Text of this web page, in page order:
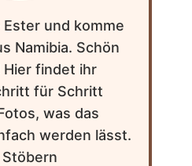
Ester und komme
Namibia. Schön
Hier findet ihr
für Schritt
was das
werden lässt.